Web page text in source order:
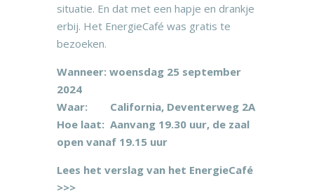
situatie. En dat met een hapje en drankje
erbij. Het EnergieCafé was gratis te
bezoeken.
Wanneer: woensdag 25 september
2024
Waar: California, Deventerweg 2A
Hoe laat: Aanvang 19.30 uur, de zaal
open vanaf 19.15 uur
Lees het verslag van het EnergieCafé
>>>